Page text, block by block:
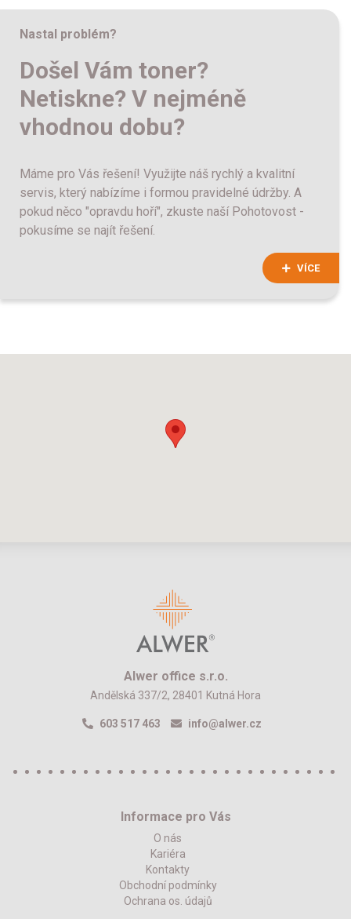
Nastal problém?
Došel Vám toner?
Netiskne? V nejméně
vhodnou dobu?
Máme pro Vás řešení! Využijte náš rychlý a kvalitní
servis, který nabízíme i formou pravidelné údržby. A
pokud něco "opravdu hoří", zkuste naší Pohotovost -
pokusíme se najít řešení.
VÍCE
Alwer office s.r.o.
Andělská 337/2, 28401 Kutná Hora
603 517 463 info@alwer.cz
Informace pro Vás
O nás
Kariéra
Kontakty
Obchodní podmínky
Ochrana os. údajů